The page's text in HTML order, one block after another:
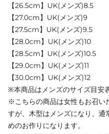
【26.5cm】UK(メンズ)8.5
【27.0cm】UK(メンズ)9
【27.5cm】UK(メンズ)9.5
【28.0cm】UK(メンズ)10
【28.5cm】UK(メンズ)10.5
【29.0cm】UK(メンズ)11
【30.0cm】UK(メンズ)12
※本商品はメンズのサイズ目安
※こちらの商品は女性もお召い
すが、木型はメンズになり、通
めのお作りになります。